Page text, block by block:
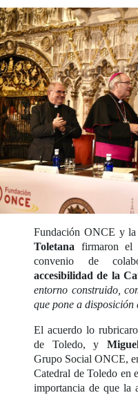
Fundación ONCE y
Toletana firmaron el
convenio de
accesibilidad de la
entorno construido,
que pone a
El acuerdo lo
de Toledo, y
Grupo Social ONCE,
Catedral de Toledo en
importancia de que la